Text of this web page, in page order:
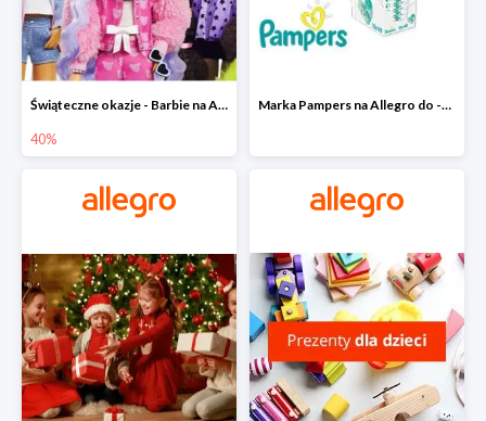
Świąteczne okazje - Barbie na Allegro do -40%
40%
Marka Pampers na Allegro do -35%